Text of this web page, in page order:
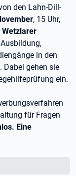
den Lahn-Dill-
, 15 Uhr,
Wetzlarer
in den
Dabei gehen sie
ein.
für Fragen
Eine